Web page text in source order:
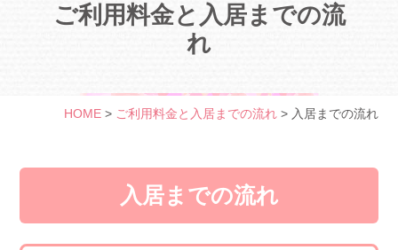
運営施設につい
ム）
お知らせ/空室状況
運営支援コンサルティングについて
ご利用料金と入居までの流
れ
HOME> ご利用料金と入居までの流れ> 入居までの流れ
入居までの流れ